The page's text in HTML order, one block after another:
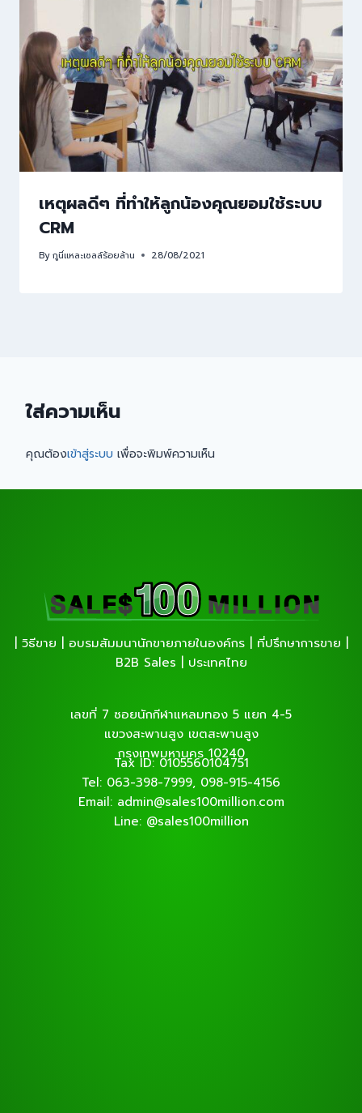
เหตุผลดีๆ ที่ทำให้ลูกน้องคุณยอมใช้ระบบ
CRM
Byกูนี่แหละเซลล์ร้อยล้าน 28/08/2021
ใส่ความเห็น
คุณต้องเข้าสู่ระบบ เพื่อจะพิมพ์ความเห็น
| วิธีขาย | อบรมสัมมนานักขายภายในองค์กร | ที่ปรึกษาการขาย |
B2B Sales | ประเทศไทย
เลขที่ 7 ซอยนักกีฬาแหลมทอง 5 แยก 4-5
แขวงสะพานสูง เขตสะพานสูง
กรุงเทพมหานคร 10240
Tax ID: 0105560104751
Tel: 063-398-7999, 098-915-4156
Email: admin@sales100million.com
Line: @sales100million